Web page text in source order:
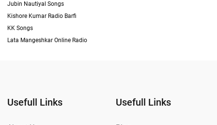
Jubin Nautiyal Songs
Kishore Kumar Radio Barfi
KK Songs
Lata Mangeshkar Online Radio
Usefull Links Usefull Links